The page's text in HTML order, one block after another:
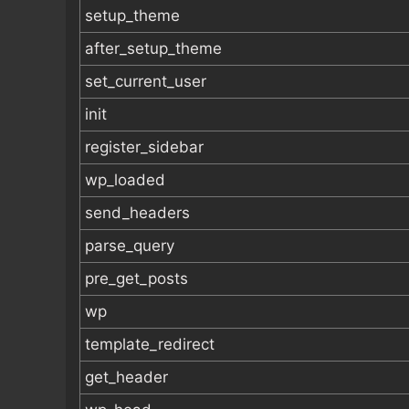
setup_theme
after_setup_theme
set_current_user
init
register_sidebar
wp_loaded
send_headers
parse_query
pre_get_posts
wp
template_redirect
get_header